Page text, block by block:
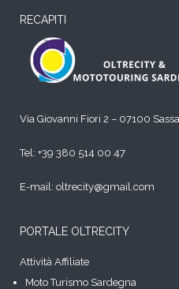
RECAPITI
Via Giovanni Fiori 2 – 07100
Tel: +39 380 514 00 47
E-mail: oltrecity@gmail.com
PORTALE OLTRECITY
Attività Affiliate
Moto Turismo Sardegna